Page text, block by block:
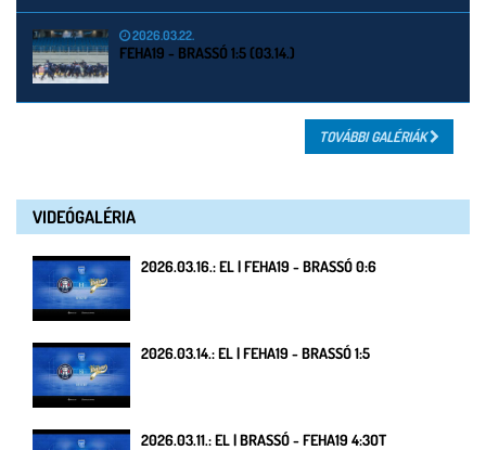
2026.03.22.
FEHA19 - BRASSÓ 1:5 (03.14.)
TOVÁBBI GALÉRIÁK
VIDEÓGALÉRIA
2026.03.16.: EL | FEHA19 - BRASSÓ 0:6
2026.03.14.: EL | FEHA19 - BRASSÓ 1:5
2026.03.11.: EL | BRASSÓ - FEHA19 4:3OT